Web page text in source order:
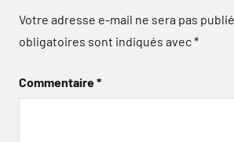
Votre adresse e-mail ne sera pas
obligatoires sont indiqués avec*
Commentaire*